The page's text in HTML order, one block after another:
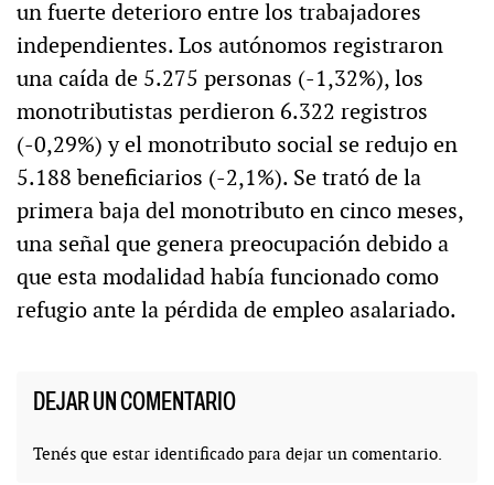
un fuerte deterioro entre los trabajadores
independientes. Los autónomos registraron
una caída de 5.275 personas (-1,32%), los
monotributistas perdieron 6.322 registros
(-0,29%) y el monotributo social se redujo en
5.188 beneficiarios (-2,1%). Se trató de la
primera baja del monotributo en cinco meses,
una señal que genera preocupación debido a
que esta modalidad había funcionado como
refugio ante la pérdida de empleo asalariado.
DEJAR UN COMENTARIO
Tenés que estar identificado para dejar un comentario.